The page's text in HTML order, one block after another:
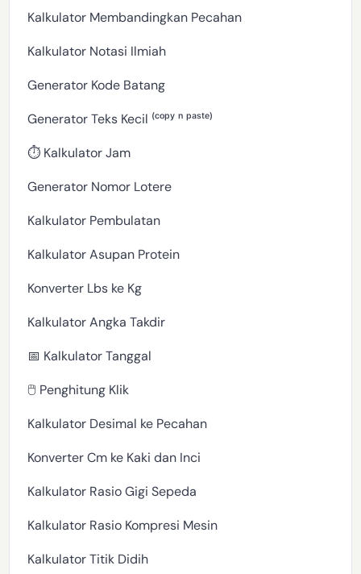
Kalkulator Membandingkan Pecahan
Kalkulator Notasi Ilmiah
Generator Kode Batang
Generator Teks Kecil ⁽ᶜᵒᵖʸ ⁿ ᵖᵃˢᵗᵉ⁾
⏱️ Kalkulator Jam
Generator Nomor Lotere
Kalkulator Pembulatan
Kalkulator Asupan Protein
Konverter Lbs ke Kg
Kalkulator Angka Takdir
📅 Kalkulator Tanggal
🖱️ Penghitung Klik
Kalkulator Desimal ke Pecahan
Konverter Cm ke Kaki dan Inci
Kalkulator Rasio Gigi Sepeda
Kalkulator Rasio Kompresi Mesin
Kalkulator Titik Didih